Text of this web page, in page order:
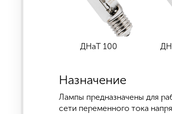
ДНаТ 100
Назначение
Лампы предназначены для
сети переменного тока